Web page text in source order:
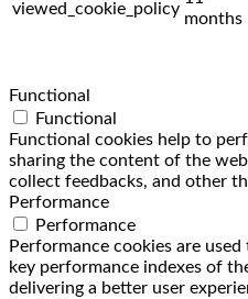
viewed_cookie_policy
months
Functional
Functional
Functional cookies help to
sharing the content of the
collect feedbacks, and other
Performance
Performance
Performance cookies are
key performance indexes of
delivering a better user